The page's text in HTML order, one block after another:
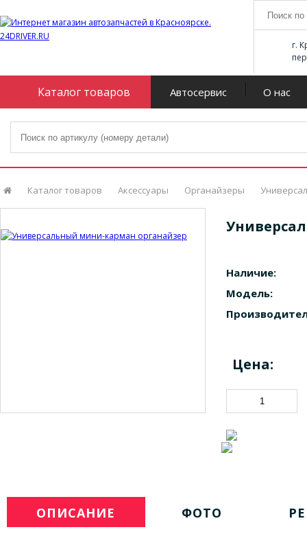
г.
Каталог товаров Автосервис О нас
Каталог товаров Аксессуары Органайзеры
Наличие:
Модель:
Цена:
ОПИСАНИЕ ФОТО